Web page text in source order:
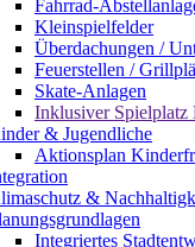
Fahrrad-
Kleinspielfelder
Überdachungen /
Feuerstellen /
Skate-Anlagen
Inklusiver Spielplatz
& Jugendliche
Aktionsplan
&
Integriertes